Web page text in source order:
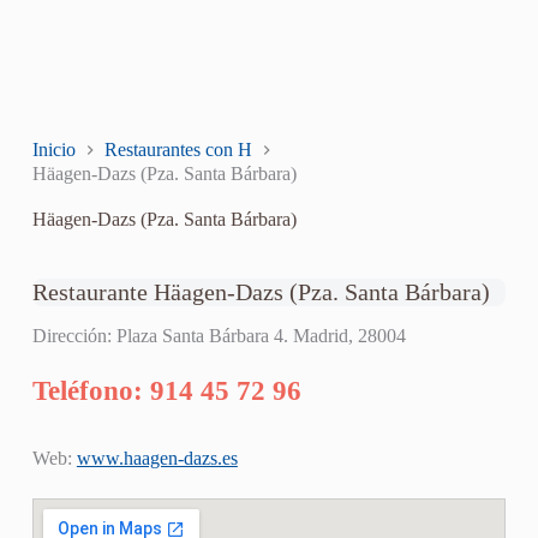
Inicio
Restaurantes con H
Häagen-Dazs (Pza. Santa Bárbara)
Häagen-Dazs (Pza. Santa Bárbara)
Restaurante Häagen-Dazs (Pza. Santa Bárbara)
Dirección: Plaza Santa Bárbara 4. Madrid, 28004
Teléfono: 914 45 72 96
Web: www.haagen-dazs.es